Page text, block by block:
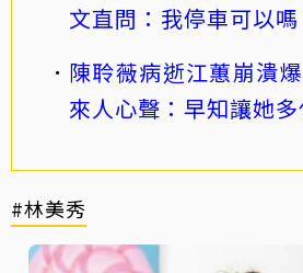
文直問：我停車可以嗎
陳聆薇病逝江蕙崩潰
來人心聲：早知讓她
#林美秀